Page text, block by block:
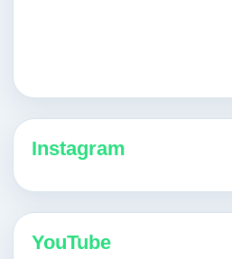
Instagram
YouTube